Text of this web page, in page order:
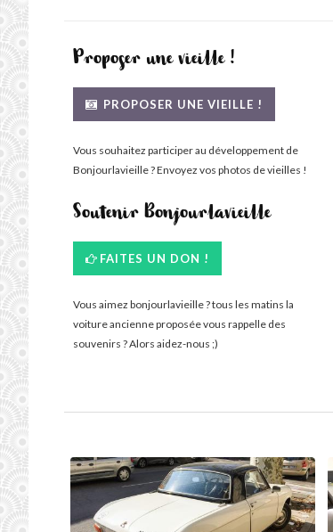
Proposer une vieille !
PROPOSER UNE VIEILLE !
Vous souhaitez participer au développement de
Bonjourlavieille ? Envoyez vos photos de vieilles !
Soutenir Bonjourlavieille
FAITES UN DON !
Vous aimez bonjourlavieille ? tous les matins la
voiture ancienne proposée vous rappelle des
souvenirs ? Alors aidez-nous ;)